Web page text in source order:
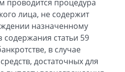
проводится процедура
лица, не содержит
назначенному
содержания статьи 59
в случае
достаточных для